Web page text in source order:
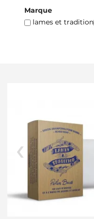
Marque
lames et tradition